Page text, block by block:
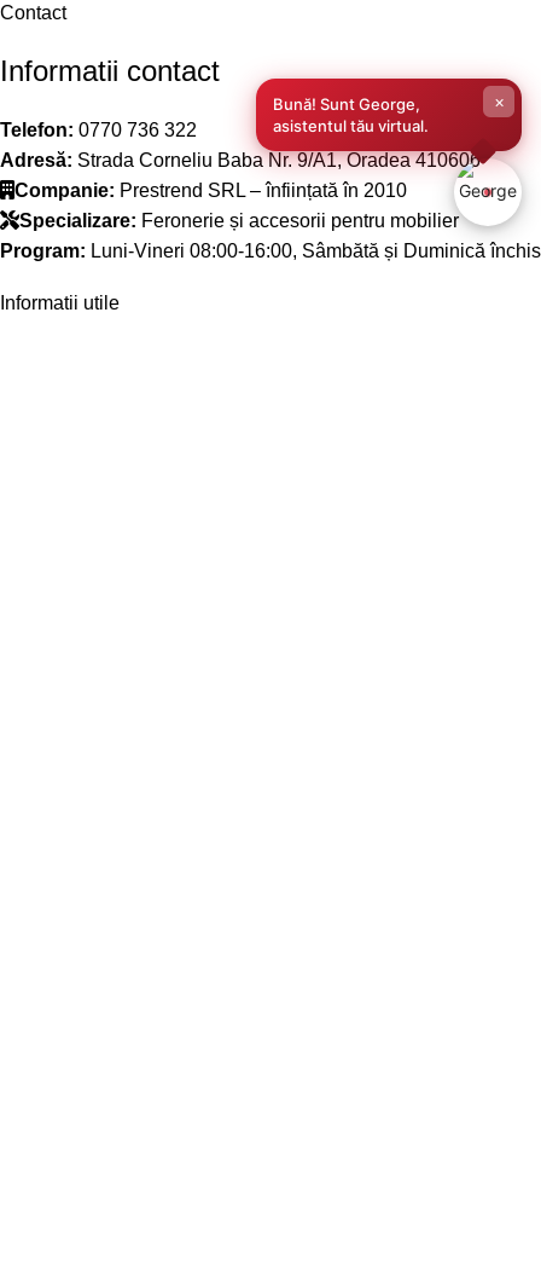
Contact
Informatii contact
Telefon: 0770 736 322
Adresă: Strada Corneliu Baba Nr. 9/A1, Oradea 410606
Companie: Prestrend SRL – înființată în 2010
Specializare: Feronerie și accesorii pentru mobilier
Program: Luni-Vineri 08:00-16:00, Sâmbătă și Duminică închis
Informatii utile
Bună! Sunt George,
asistentul tău virtual.
×